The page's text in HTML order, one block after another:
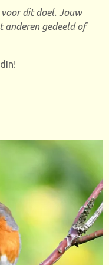
voor dit doel. Jouw
anderen gedeeld of